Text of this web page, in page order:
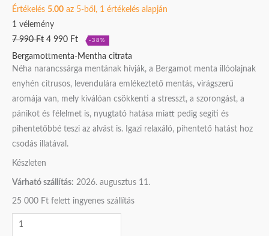
Értékelés 5.00 az 5-ből, 1 értékelés alapján
1 vélemény
7 990Ft 4 990 Ft -38%
Bergamottmenta-Mentha citrata
Néha narancssárga mentának hívják, a Bergamot menta illóolajnak
enyhén citrusos, levendulára emlékeztető mentás, virágszerű
aromája van, mely kiválóan csökkenti a stresszt, a szorongást, a
pánikot és félelmet is, nyugtató hatása miatt pedig segíti és
pihentetőbbé teszi az alvást is. Igazi relaxáló, pihentető hatást hoz
csodás illatával.
Készleten
Várható szállítás: 2026. augusztus 11.
25 000 Ft felett ingyenes szállítás
mennyiség